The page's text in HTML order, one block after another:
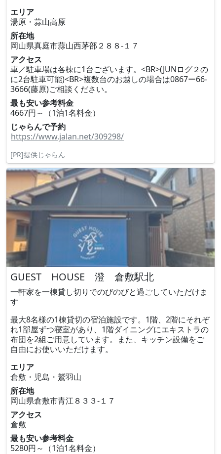
エリア
湯原・蒜山高原
所在地
岡山県真庭市蒜山西茅部２８８‐１７
アクセス
車／駐車場は各棟に1台ございます。<BR>(JUNログ２の
に2台駐車可能)<BR>複数台のお越しの場合は0867ー66-
3666(藤原)ご相談ください。
最も安い参考料金
4667円～（1泊1名料金）
じゃらんで予約
https://www.jalan.net/309298/
[PR]提供じゃらん
GUEST HOUSE 澄 倉敷駅北
一軒家を一棟貸し切りでのびのびと過ごしていただけま
す
最大8名様の1棟貸切の宿泊施設です。1階、2階にそれぞ
れ1部屋ずつ寝室があり、1階ダイニングにエキストラの
布団を2組ご用意しています。また、キッチン設備をご
自由にお使いいただけます。
エリア
倉敷・児島・鷲羽山
所在地
岡山県倉敷市青江８３３‐１７
アクセス
倉敷
最も安い参考料金
5280円～（1泊1名料金）